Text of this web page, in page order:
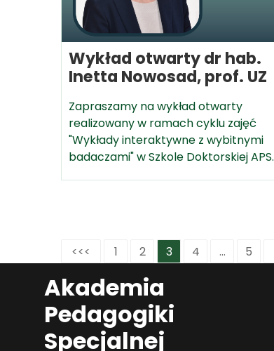
Wykład otwarty dr hab.
Inetta Nowosad, prof. UZ
Zapraszamy na wykład otwarty
realizowany w ramach cyklu zajęć
"Wykłady interaktywne z wybitnymi
badaczami" w Szkole Doktorskiej APS.
<<< 1 2 3 4 ... 5
Akademia
Pedagogiki
Specjalnej